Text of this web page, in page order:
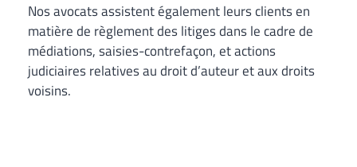
Nos avocats assistent également leurs clients en
matière de règlement des litiges dans le cadre de
médiations, saisies-contrefaçon, et actions
judiciaires relatives au droit d’auteur et aux droits
voisins.